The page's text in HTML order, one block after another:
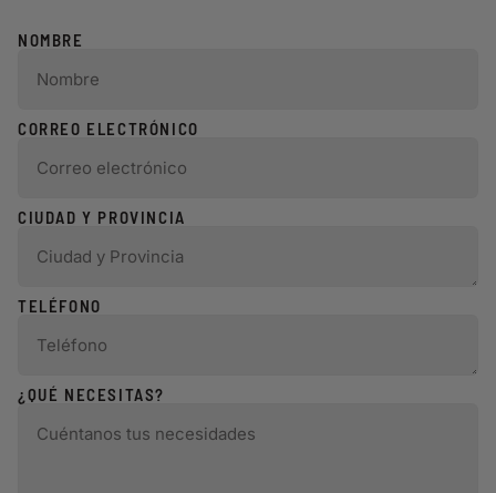
NOMBRE
CORREO ELECTRÓNICO
CIUDAD Y PROVINCIA
TELÉFONO
¿QUÉ NECESITAS?